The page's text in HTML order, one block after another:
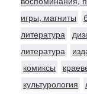
игры, магниты
литература
литература
комиксы
культурология